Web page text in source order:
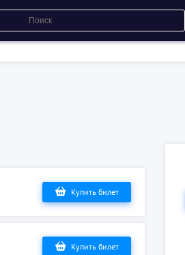
Купить билет
Купить билет